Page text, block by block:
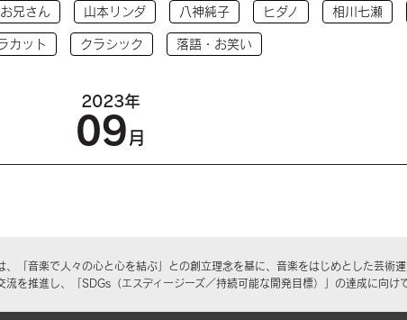
兄さん 山本リンダ 八神純子 ヒダノ 相川七瀬
カット クラシック 落語・お笑い
2023年
09月
、「音楽で人々の心と心を結ぶ」との創立理念を基に、音楽をはじめとした芸術
流を推進し、「SDGs（エスディージーズ／持続可能な開発目標）」の達成に向け